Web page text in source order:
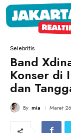
Selebritis
Band
Konser di
dan
By mia Maret